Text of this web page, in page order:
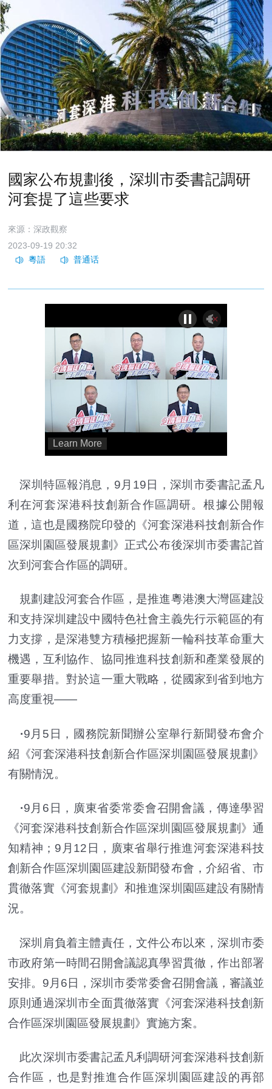
國家公布規劃後，深圳市委書記調研
河套提了這些要求
來源：深政觀察
2023-09-19 20:32
深圳特區報消息，9月19日，深圳市委書記孟凡
利在河套深港科技創新合作區調研。根據公開報
道，這也是國務院印發的《河套深港科技創新合作
區深圳園區發展規劃》正式公布後深圳市委書記首
次到河套合作區的調研。
規劃建設河套合作區，是推進粵港澳大灣區建設
和支持深圳建設中國特色社會主義先行示範區的有
力支撐，是深港雙方積極把握新一輪科技革命重大
機遇，互利協作、協同推進科技創新和產業發展的
重要舉措。對於這一重大戰略，從國家到省到地方
高度重視——
·9月5日，國務院新聞辦公室舉行新聞發布會介
紹《河套深港科技創新合作區深圳園區發展規劃》
有關情況。
·9月6日，廣東省委常委會召開會議，傳達學習
《河套深港科技創新合作區深圳園區發展規劃》通
知精神；9月12日，廣東省舉行推進河套深港科技
創新合作區深圳園區建設新聞發布會，介紹省、市
貫徹落實《河套規劃》和推進深圳園區建設有關情
況。
深圳肩負着主體責任，文件公布以來，深圳市委
市政府第一時間召開會議認真學習貫徹，作出部署
安排。9月6日，深圳市委常委會召開會議，審議並
原則通過深圳市全面貫徹落實《河套深港科技創新
合作區深圳園區發展規劃》實施方案。
此次深圳市委書記孟凡利調研河套深港科技創新
合作區，也是對推進合作區深圳園區建設的再部